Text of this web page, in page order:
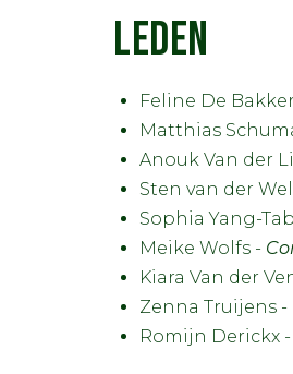
LEDEN
Feline De
Matthias
Anouk Van der
Sten van der
Sophia Yang-
Meike Wolfs -
Kiara Van der
Zenna Truijens -
Romijn Derickx -